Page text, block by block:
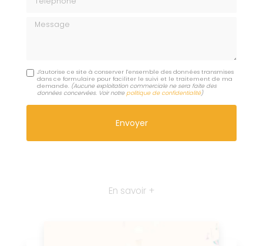
Message
J'autorise ce site à conserver l'ensemble des données transmises
dans ce formulaire pour faciliter le suivi et le traitement de ma
demande. (Aucune exploitation commerciale ne sera faite des
données concervées. Voir notrepolitique de confidentialité)
En savoir +